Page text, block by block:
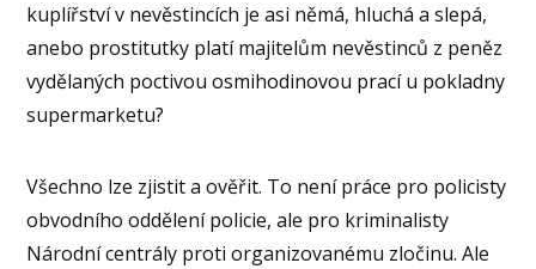
kuplířství v nevěstincích je asi němá, hluchá a slepá,
anebo prostitutky platí majitelům nevěstinců z peněz
vydělaných poctivou osmihodinovou prací u pokladny
supermarketu?
Všechno lze zjistit a ověřit. To není práce pro policisty
obvodního oddělení policie, ale pro kriminalisty
Národní centrály proti organizovanému zločinu. Ale